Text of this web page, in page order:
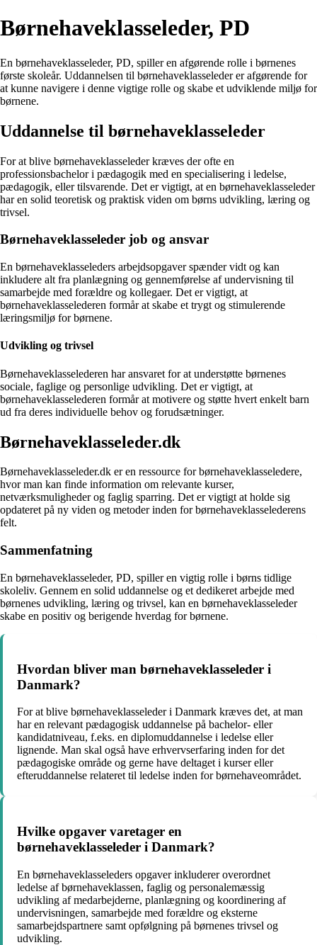
Børnehaveklasseleder, PD
En børnehaveklasseleder, PD, spiller en afgørende rolle i børnenes
første skoleår. Uddannelsen til børnehaveklasseleder er afgørende for
at kunne navigere i denne vigtige rolle og skabe et udviklende miljø for
børnene.
Uddannelse til børnehaveklasseleder
For at blive børnehaveklasseleder kræves der ofte en
professionsbachelor i pædagogik med en specialisering i ledelse,
pædagogik, eller tilsvarende. Det er vigtigt, at en børnehaveklasseleder
har en solid teoretisk og praktisk viden om børns udvikling, læring og
trivsel.
Børnehaveklasseleder job og ansvar
En børnehaveklasseleders arbejdsopgaver spænder vidt og kan
inkludere alt fra planlægning og gennemførelse af undervisning til
samarbejde med forældre og kollegaer. Det er vigtigt, at
børnehaveklasselederen formår at skabe et trygt og stimulerende
læringsmiljø for børnene.
Udvikling og trivsel
Børnehaveklasselederen har ansvaret for at understøtte børnenes
sociale, faglige og personlige udvikling. Det er vigtigt, at
børnehaveklasselederen formår at motivere og støtte hvert enkelt barn
ud fra deres individuelle behov og forudsætninger.
Børnehaveklasseleder.dk
Børnehaveklasseleder.dk er en ressource for børnehaveklasseledere,
hvor man kan finde information om relevante kurser,
netværksmuligheder og faglig sparring. Det er vigtigt at holde sig
opdateret på ny viden og metoder inden for børnehaveklasselederens
felt.
Sammenfatning
En børnehaveklasseleder, PD, spiller en vigtig rolle i børns tidlige
skoleliv. Gennem en solid uddannelse og et dedikeret arbejde med
børnenes udvikling, læring og trivsel, kan en børnehaveklasseleder
skabe en positiv og berigende hverdag for børnene.
Hvordan bliver man børnehaveklasseleder i
Danmark?
For at blive børnehaveklasseleder i Danmark kræves det, at man
har en relevant pædagogisk uddannelse på bachelor- eller
kandidatniveau, f.eks. en diplomuddannelse i ledelse eller
lignende. Man skal også have erhvervserfaring inden for det
pædagogiske område og gerne have deltaget i kurser eller
efteruddannelse relateret til ledelse inden for børnehaveområdet.
Hvilke opgaver varetager en
børnehaveklasseleder i Danmark?
En børnehaveklasseleders opgaver inkluderer overordnet
ledelse af børnehaveklassen, faglig og personalemæssig
udvikling af medarbejderne, planlægning og koordinering af
undervisningen, samarbejde med forældre og eksterne
samarbejdspartnere samt opfølgning på børnenes trivsel og
udvikling.